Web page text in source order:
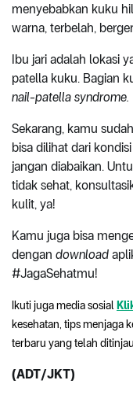
menyebabkan kuku
warna, terbelah,
Ibu jari adalah lokasi
patella kuku. Bagian
nail-patella syndrome.
Sekarang, kamu
bisa dilihat dari
jangan diabaikan.
tidak sehat,
kulit, ya!
Kamu juga bisa
dengan download
#JagaSehatmu!
Ikuti juga media sosial
kesehatan, tips menjaga
terbaru yang telah
(ADT/JKT)